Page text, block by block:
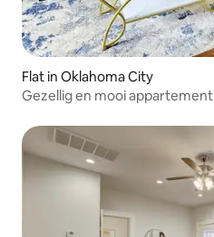
Flat in Oklahoma City
Gezellig en mooi appartement